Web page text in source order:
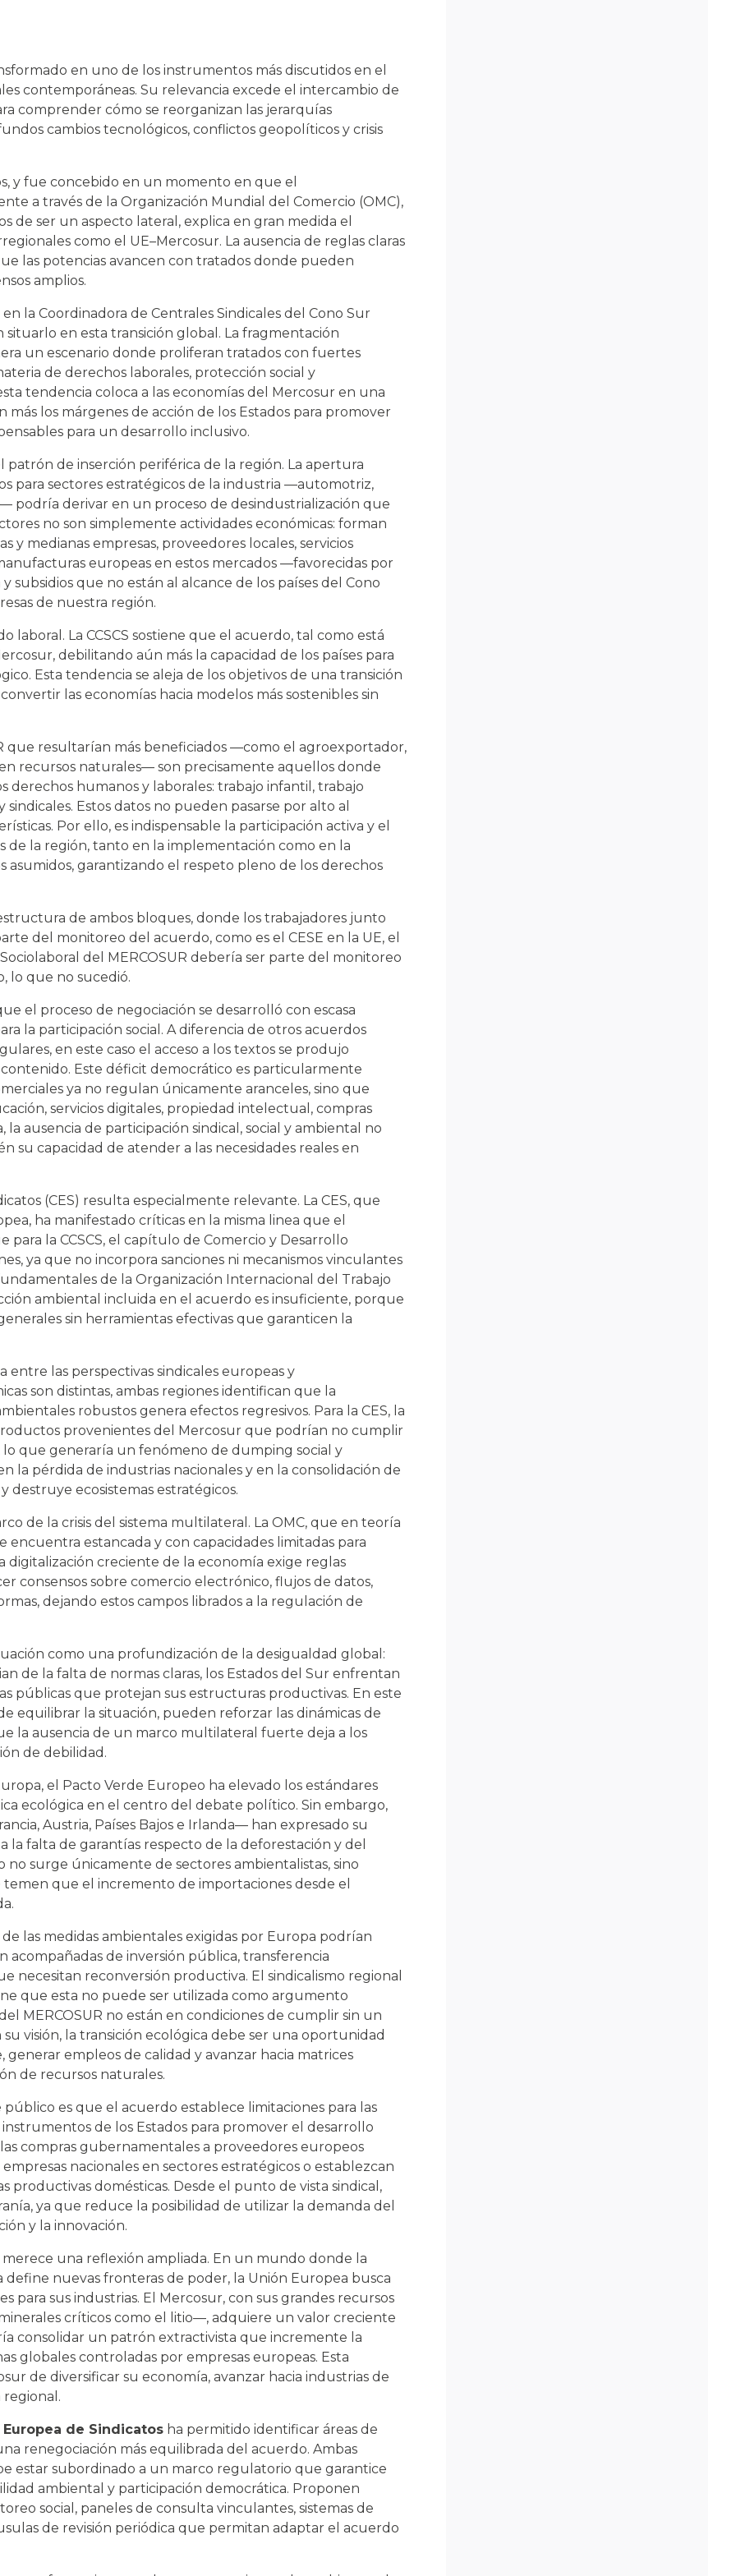
en uno de los instrumentos más discutidos en el
contemporáneas. Su relevancia excede el intercambio de
comprender cómo se reorganizan las jerarquías
cambios tecnológicos, conflictos geopolíticos y crisis
y fue concebido en un momento en que el
a través de la Organización Mundial del Comercio (OMC),
de ser un aspecto lateral, explica en gran medida el
como el UE–Mercosur. La ausencia de reglas claras
las potencias avancen con tratados donde pueden
amplios.
la Coordinadora de Centrales Sindicales del Cono Sur
situarlo en esta transición global. La fragmentación
un escenario donde proliferan tratados con fuertes
de derechos laborales, protección social y
tendencia coloca a las economías del Mercosur en una
los márgenes de acción de los Estados para promover
para un desarrollo inclusivo.
patrón de inserción periférica de la región. La apertura
para sectores estratégicos de la industria —automotriz,
podría derivar en un proceso de desindustrialización que
no son simplemente actividades económicas: forman
y medianas empresas, proveedores locales, servicios
europeas en estos mercados —favorecidas por
subsidios que no están al alcance de los países del Cono
de nuestra región.
laboral. La CCSCS sostiene que el acuerdo, tal como está
debilitando aún más la capacidad de los países para
Esta tendencia se aleja de los objetivos de una transición
las economías hacia modelos más sostenibles sin
que resultarían más beneficiados —como el agroexportador,
recursos naturales— son precisamente aquellos donde
derechos humanos y laborales: trabajo infantil, trabajo
Estos datos no pueden pasarse por alto al
Por ello, es indispensable la participación activa y el
de la región, tanto en la implementación como en la
asumidos, garantizando el respeto pleno de los derechos
estructura de ambos bloques, donde los trabajadores junto
del monitoreo del acuerdo, como es el CESE en la UE, el
Sociolaboral del MERCOSUR debería ser parte del monitoreo
lo que no sucedió.
el proceso de negociación se desarrolló con escasa
la participación social. A diferencia de otros acuerdos
en este caso el acceso a los textos se produjo
Este déficit democrático es particularmente
ya no regulan únicamente aranceles, sino que
servicios digitales, propiedad intelectual, compras
la ausencia de participación sindical, social y ambiental no
su capacidad de atender a las necesidades reales en
(CES) resulta especialmente relevante. La CES, que
ha manifestado críticas en la misma linea que el
para la CCSCS, el capítulo de Comercio y Desarrollo
ya que no incorpora sanciones ni mecanismos vinculantes
de la Organización Internacional del Trabajo
ambiental incluida en el acuerdo es insuficiente, porque
sin herramientas efectivas que garanticen la
entre las perspectivas sindicales europeas y
son distintas, ambas regiones identifican que la
robustos genera efectos regresivos. Para la CES, la
provenientes del Mercosur que podrían no cumplir
lo que generaría un fenómeno de dumping social y
la pérdida de industrias nacionales y en la consolidación de
destruye ecosistemas estratégicos.
de la crisis del sistema multilateral. La OMC, que en teoría
encuentra estancada y con capacidades limitadas para
digitalización creciente de la economía exige reglas
consensos sobre comercio electrónico, flujos de datos,
dejando estos campos librados a la regulación de
como una profundización de la desigualdad global:
de la falta de normas claras, los Estados del Sur enfrentan
públicas que protejan sus estructuras productivas. En este
equilibrar la situación, pueden reforzar las dinámicas de
la ausencia de un marco multilateral fuerte deja a los
de debilidad.
el Pacto Verde Europeo ha elevado los estándares
ecológica en el centro del debate político. Sin embargo,
Austria, Países Bajos e Irlanda— han expresado su
la falta de garantías respecto de la deforestación y del
surge únicamente de sectores ambientalistas, sino
que el incremento de importaciones desde el
las medidas ambientales exigidas por Europa podrían
acompañadas de inversión pública, transferencia
necesitan reconversión productiva. El sindicalismo regional
que esta no puede ser utilizada como argumento
MERCOSUR no están en condiciones de cumplir sin un
visión, la transición ecológica debe ser una oportunidad
generar empleos de calidad y avanzar hacia matrices
de recursos naturales.
es que el acuerdo establece limitaciones para las
de los Estados para promover el desarrollo
compras gubernamentales a proveedores europeos
nacionales en sectores estratégicos o establezcan
productivas domésticas. Desde el punto de vista sindical,
ya que reduce la posibilidad de utilizar la demanda del
y la innovación.
merece una reflexión ampliada. En un mundo donde la
define nuevas fronteras de poder, la Unión Europea busca
para sus industrias. El Mercosur, con sus grandes recursos
críticos como el litio—, adquiere un valor creciente
consolidar un patrón extractivista que incremente la
globales controladas por empresas europeas. Esta
de diversificar su economía, avanzar hacia industrias de
regional.
Europea de Sindicatosha permitido identificar áreas de
renegociación más equilibrada del acuerdo. Ambas
estar subordinado a un marco regulatorio que garantice
ambiental y participación democrática. Proponen
social, paneles de consulta vinculantes, sistemas de
de revisión periódica que permitan adaptar el acuerdo